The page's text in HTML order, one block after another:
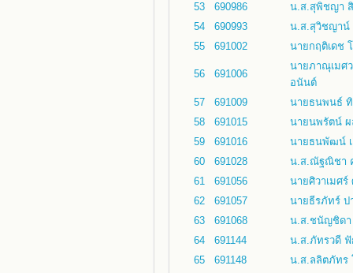
53
690986
น.ส.สุพิชญา
54
690993
น.ส.สุวิชญาน์
55
691002 นายกฤติเดช
56 691006
นายภาณุเมศ
อนันต์
57
691009
นายธนพนธ์
58
691015
นายนพรัตน์ ผ
59
691016
นายธนพัฒน์
60
691028
น.ส.ณัฐณิชา
61
691056
นายศิวาเมศร์
62
691057
นายธีรภัทร์ ป
63
691068
น.ส.ชนัญชิดา
64
691144
น.ส.ภัทรวดี ฟั
65
691148
น.ส.ลลิตภัทร